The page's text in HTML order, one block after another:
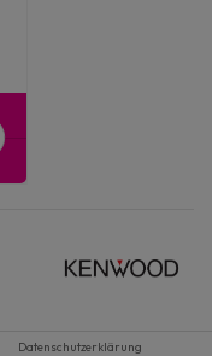
Datenschutzerklärung